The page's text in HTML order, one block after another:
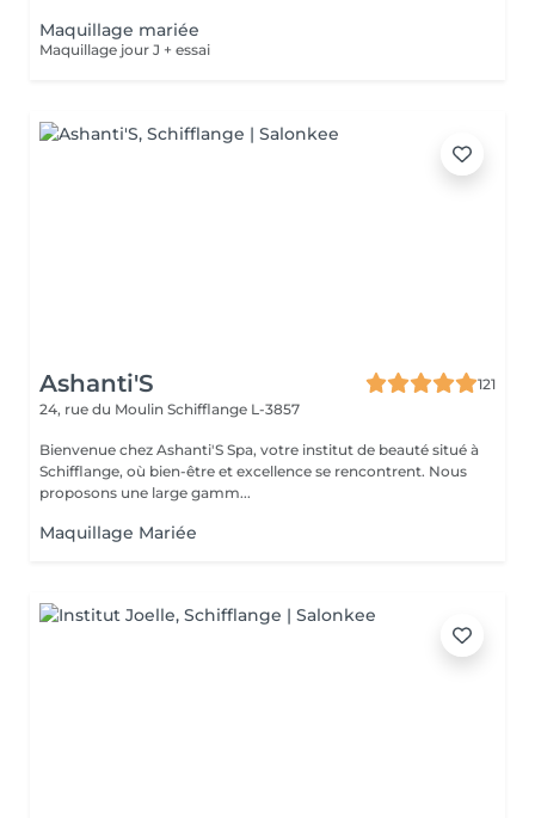
Maquillage mariée
Maquillage jour J + essai
Ashanti'S
121
24, rue du Moulin Schifflange L-3857
Bienvenue chez Ashanti'S Spa, votre institut de beauté situé à
Schifflange, où bien-être et excellence se rencontrent. Nous
proposons une large gamm...
Maquillage Mariée